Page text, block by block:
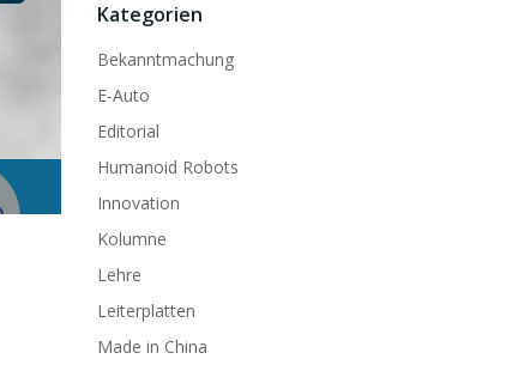
Kategorien
Bekanntmachung
E-Auto
Editorial
Humanoid Robots
Innovation
Kolumne
Lehre
Leiterplatten
Made in China